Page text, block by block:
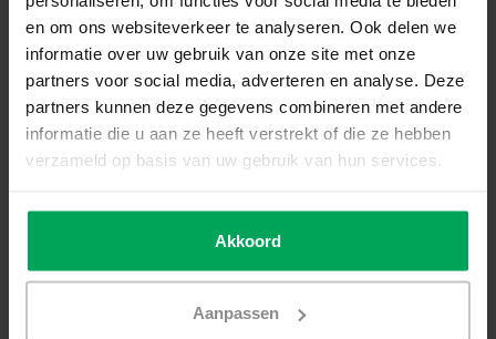
en om ons websiteverkeer te analyseren. Ook delen we
informatie over uw gebruik van onze site met onze
partners voor social media, adverteren en analyse. Deze
partners kunnen deze gegevens combineren met andere
informatie die u aan ze heeft verstrekt of die ze hebben
verzameld op basis van uw gebruik van hun services.
Akkoord
Aanpassen
Hochwertige Folien-Qualität
Zuschnitt nach Maß
Lieferzeit 3-5 Werktage
Zusatzinformation?Neem contact met ons op
Bestellen Sie
Verdunklungsfolie XBWB